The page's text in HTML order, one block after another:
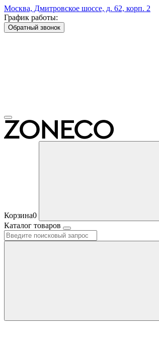
Москва, Дмитровское шоссе, д. 62, корп. 2
График работы:
Обратный звонок
Корзина0
Каталог товаров